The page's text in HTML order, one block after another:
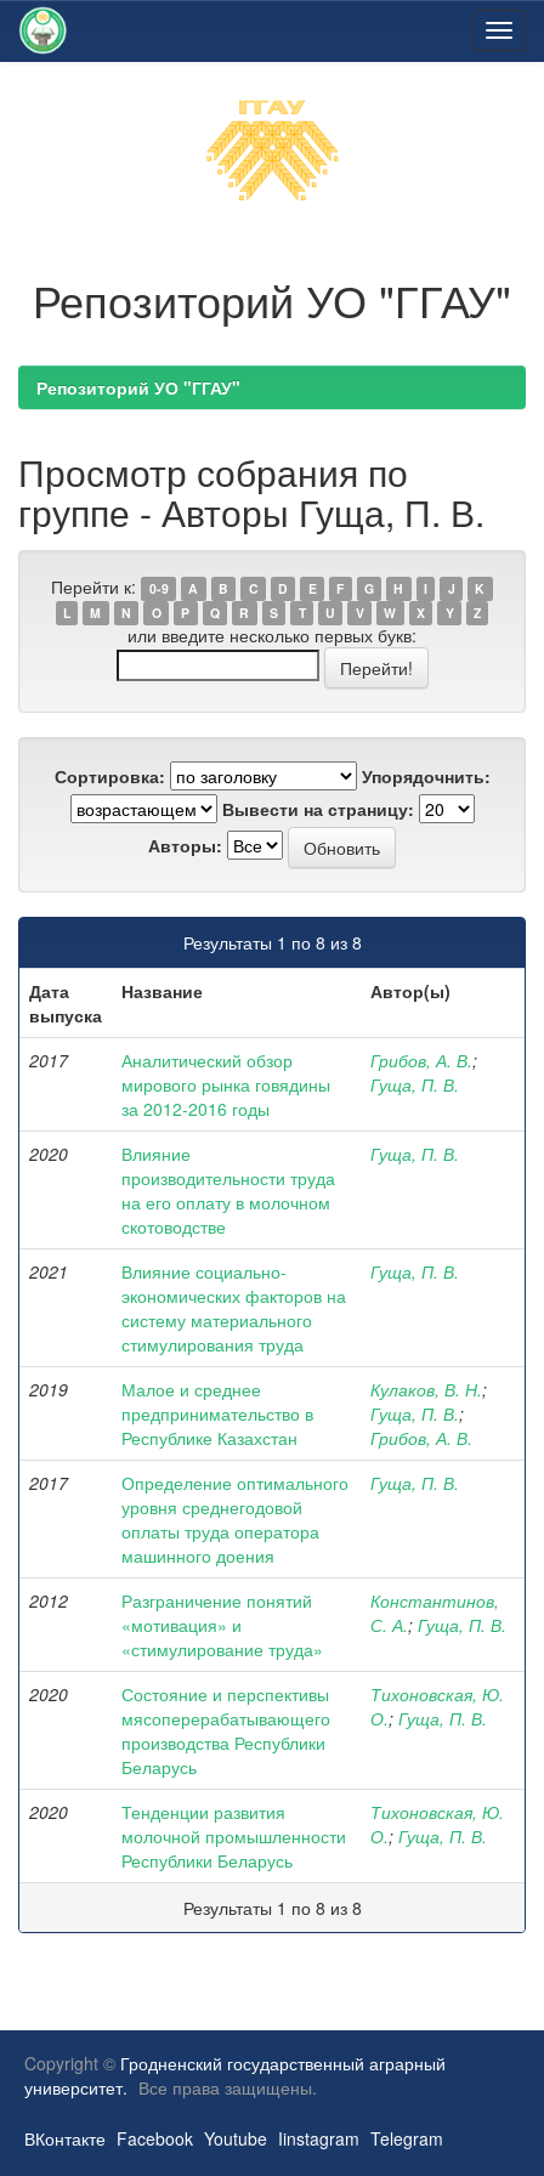
Репозиторий УО "ГГАУ"
Репозиторий УО "ГГАУ"
Просмотр собрания по
группе - Авторы Гуща, П. В.
Перейти к: 0-9 A B C D E F G H I J
K
L
M N O P Q R S T U V W X Y Z
или введите несколько первых букв:
Сортировка:
Упорядочнить:
Вывести на страницу:
Авторы:
Результаты 1 по 8 из 8
Дата
выпуска
Название Автор(ы)
2017
Аналитический обзор
мирового рынка говядины
за 2012-2016 годы
Грибов, А. В.;
Гуща, П. В.
2020
Влияние
производительности труда
на его оплату в молочном
скотоводстве
Гуща, П. В.
2021
Влияние социально-
экономических факторов на
систему материального
стимулирования труда
Гуща, П. В.
2019
Малое и среднее
предпринимательство в
Республике Казахстан
Кулаков, В. Н.;
Гуща, П. В.;
Грибов, А. В.
2017
Определение оптимального
уровня среднегодовой
оплаты труда оператора
машинного доения
Гуща, П. В.
2012
Разграничение понятий
«мотивация» и
«стимулирование труда»
Константинов,
С. А.; Гуща, П. В.
2020
Состояние и перспективы
мясоперерабатывающего
производства Республики
Беларусь
Тихоновская, Ю.
О.; Гуща, П. В.
2020
Тенденции развития
молочной промышленности
Республики Беларусь
Тихоновская, Ю.
О.; Гуща, П. В.
Результаты 1 по 8 из 8
Copyright © Гродненский государственный аграрный
университет. Все права защищены.
ВКонтакте Facebook Youtube Iinstagram Telegram